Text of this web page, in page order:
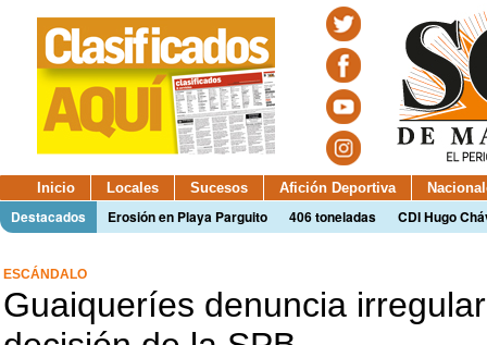
Inicio Locales Sucesos Afición Deportiva
Destacados Erosión en Playa Parguito 406 toneladas CDI Hugo
ESCÁNDALO
Guaiqueríes denuncia